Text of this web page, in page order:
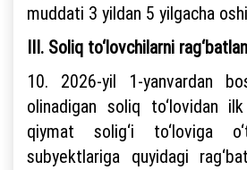
muddati 3 yildan 5 yilgacha
III. Soliq to‘lovchilarni
10. 2026-yil 1-yanvardan
olinadigan soliq to‘lovidan
qiymat solig‘i to‘loviga
subyektlariga quyidagi